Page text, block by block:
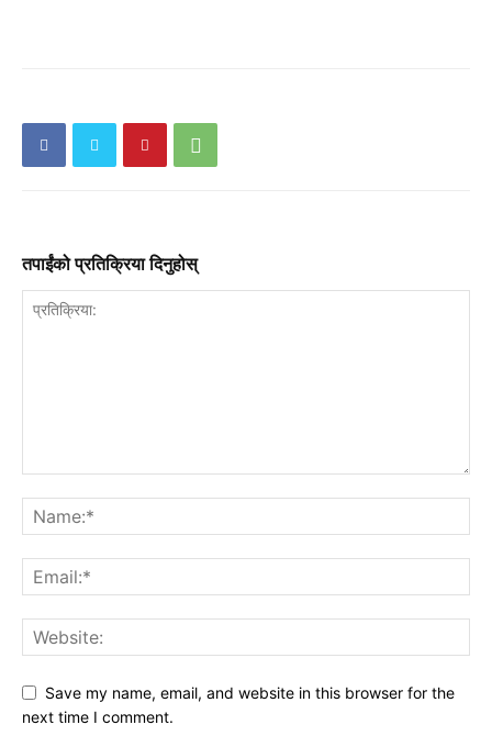
तपाईंको प्रतिक्रिया दिनुहोस्
Save my name, email, and website in this browser for the
next time I comment.